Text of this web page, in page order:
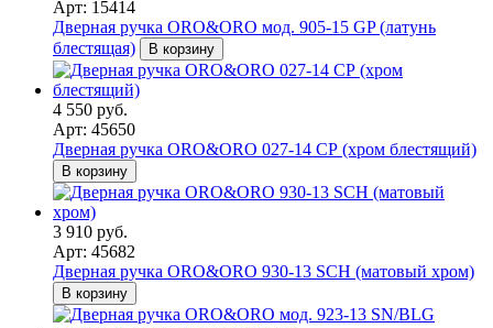
Арт: 15414
Дверная ручка ORO&ORO мод. 905-15 GP (латунь
блестящая)
В корзину
4 550 руб.
Арт: 45650
Дверная ручка ORO&ORO 027-14 СР (хром блестящий)
В корзину
3 910 руб.
Арт: 45682
Дверная ручка ORO&ORO 930-13 SCH (матовый хром)
В корзину